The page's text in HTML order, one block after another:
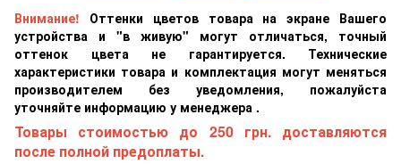
Внимание!
Оттенки цветов товара на экране Вашего
устройства и "в живую" могут отличаться, точный
оттенок цвета не гарантируется. Технические
характеристики товара и комплектация могут меняться
производителем без уведомления, пожалуйста
уточняйте информацию у менеджера .
Товары стоимостью до 250 грн. доставляются
после полной предоплаты.